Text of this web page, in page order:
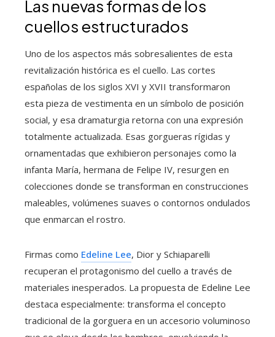
Las nuevas formas de los
cuellos estructurados
Uno de los aspectos más sobresalientes de esta
revitalización histórica es el cuello. Las cortes
españolas de los siglos XVI y XVII transformaron
esta pieza de vestimenta en un símbolo de posición
social, y esa dramaturgia retorna con una expresión
totalmente actualizada. Esas gorgueras rígidas y
ornamentadas que exhibieron personajes como la
infanta María, hermana de Felipe IV, resurgen en
colecciones donde se transforman en construcciones
maleables, volúmenes suaves o contornos ondulados
que enmarcan el rostro.
Firmas como Edeline Lee, Dior y Schiaparelli
recuperan el protagonismo del cuello a través de
materiales inesperados. La propuesta de Edeline Lee
destaca especialmente: transforma el concepto
tradicional de la gorguera en un accesorio voluminoso